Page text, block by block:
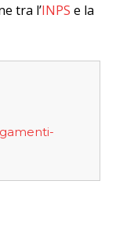
tra l’INPS e la